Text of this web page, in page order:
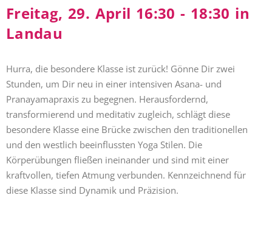
Freitag, 29. April 16:30 - 18:30 in
Landau
Hurra, die besondere Klasse ist zurück! Gönne Dir zwei
Stunden, um Dir neu in einer intensiven Asana- und
Pranayamapraxis zu begegnen. Herausfordernd,
transformierend und meditativ zugleich, schlägt diese
besondere Klasse eine Brücke zwischen den traditionellen
und den westlich beeinflussten Yoga Stilen. Die
Körperübungen fließen ineinander und sind mit einer
kraftvollen, tiefen Atmung verbunden. Kennzeichnend für
diese Klasse sind Dynamik und Präzision.